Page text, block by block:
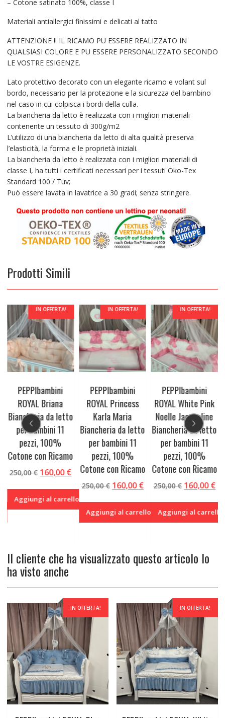
– Cotone satinato 100%, classe I
Materiali antiallergici finissimi e delicati al tatto
ATTENZIONE !! IL RICAMO PU ESSERE REALIZZATO IN
QUALSIASI COLORE E PU ESSERE PERSONALIZZATO SECONDO
LE VOSTRE ESIGENZE.
Lato protettivo decorato con un elegante ricamo e volant sul
bordo, necessario per la protezione e la sicurezza del bambino
nel caso in cui colpisca i bordi della culla.
La biancheria da letto è realizzata con i migliori materiali
contenente un tessuto di 300g/m2
L’utilizzo di una biancheria da letto di alta qualità preserva
l’elasticità, la forma e le proprietà iniziali.
La biancheria da letto è realizzata con i migliori materiali di
classe I, ha tutti i certificati necessari per i tessuti Oko-Tex
Standard 100 / Tuv;
Può essere lavata in lavatrice a 30 gradi; senza stringere.
Prodotti Simili
IN OFFERTA!
PEPPIbambini
ROYAL Briana
Biancheria da letto
per bambini 11
pezzi, 100%
Cotone con Ricamo
250,00€ Il
originale
era:
160,00€Il
prezzo
attuale
è:
160,00 €.
Aggiungi al carrello
IN OFFERTA!
PEPPIbambini
ROYAL Princess
Karla Maria
Biancheria da letto
per bambini 11
pezzi, 100%
Cotone con Ricamo
250,00€ Il
originale
era:
160,00€Il
attuale
è:
Aggiungi al carrello
IN OFFERTA!
PEPPIbambini
ROYAL White Pink
Noelle Jacqueline
Biancheria da letto
per bambini 11
pezzi, 100%
Cotone con Ricamo
250,00€ Il
originale
era:
160,00€Il
è:
Aggiungi al carrello
Il cliente che ha visualizzato questo articolo lo
ha visto anche
IN OFFERTA! IN OFFERTA!